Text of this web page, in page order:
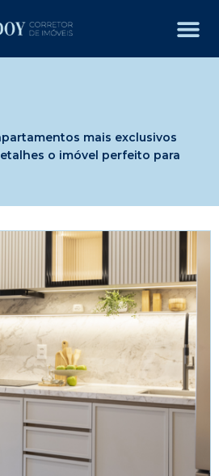
mais exclusivos
o imóvel perfeito para